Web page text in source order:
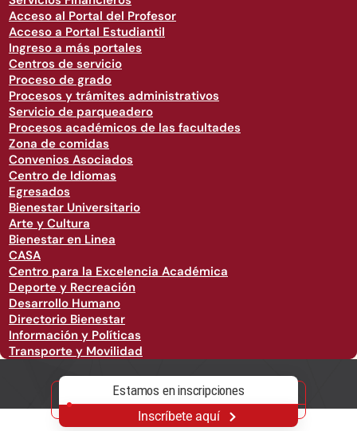
Acceso al Portal del Profesor
Acceso a Portal Estudiantil
Ingreso a más portales
Centros de servicio
Proceso de grado
Procesos y trámites administrativos
Servicio de parqueadero
Procesos académicos de las facultades
Zona de comidas
Convenios Asociados
Centro de Idiomas
Egresados
Bienestar Universitario
Arte y Cultura
Bienestar en Linea
CASA
Centro para la Excelencia Académica
Deporte y Recreación
Desarrollo Humano
Directorio Bienestar
Información y Políticas
Transporte y Movilidad
Estamos en inscripciones
Inscríbete aquí